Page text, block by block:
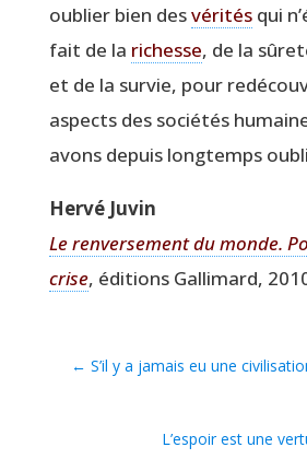
oublier bien desvéri­tésqui
fait de la richesse, de la
et de la sur­vie, pour
aspects des socié­tés
avons depuis long­temps
Her­vé Juvin
Le ren­ver­se­ment du monde.
crise, édi­tions Gal­li­mard,
← S’il y a jamais eu une
L’espoir est une